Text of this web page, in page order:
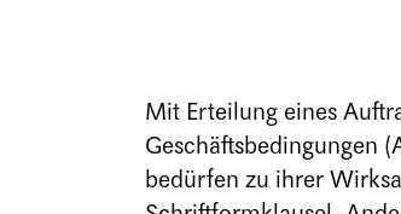
Mit Erteilung eines
Geschäftsbedingungen
bedürfen zu ihrer